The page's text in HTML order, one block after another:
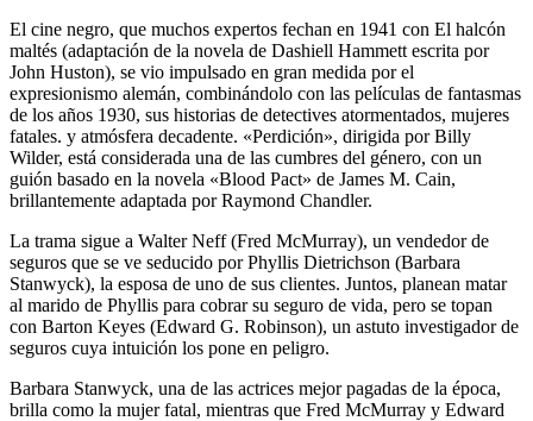
El cine negro, que muchos expertos fechan en 1941 con El halcón
maltés (adaptación de la novela de Dashiell Hammett escrita por
John Huston), se vio impulsado en gran medida por el
expresionismo alemán, combinándolo con las películas de fantasmas
de los años 1930, sus historias de detectives atormentados, mujeres
fatales. y atmósfera decadente. «Perdición», dirigida por Billy
Wilder, está considerada una de las cumbres del género, con un
guión basado en la novela «Blood Pact» de James M. Cain,
brillantemente adaptada por Raymond Chandler.
La trama sigue a Walter Neff (Fred McMurray), un vendedor de
seguros que se ve seducido por Phyllis Dietrichson (Barbara
Stanwyck), la esposa de uno de sus clientes. Juntos, planean matar
al marido de Phyllis para cobrar su seguro de vida, pero se topan
con Barton Keyes (Edward G. Robinson), un astuto investigador de
seguros cuya intuición los pone en peligro.
Barbara Stanwyck, una de las actrices mejor pagadas de la época,
brilla como la mujer fatal, mientras que Fred McMurray y Edward